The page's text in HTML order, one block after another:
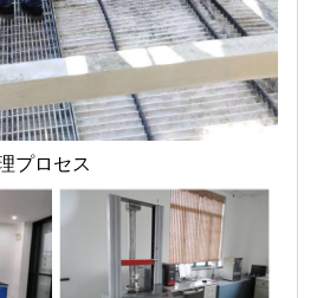
プロセス